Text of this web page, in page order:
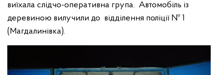
виїхала слідчо-оперативна група. Автомобіль із
деревиною вилучили до відділення поліції № 1
(Магдалинівка).